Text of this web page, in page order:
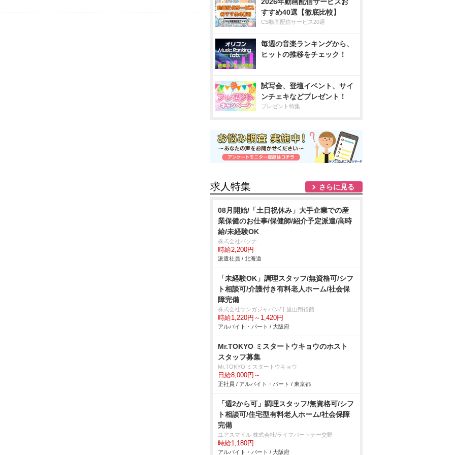
すすめ40選【徹底比較】
CS動画配信サービス20選
毎週の音楽ランキングから、
ヒットの推移をチェック！
試写会、登壇イベント、サイ
ンチェキなどプレゼント！
プレゼント特集
求人特集 さらに見る
08月開始/「土日祝休み」大手企業での産
業保健のお仕事/保健師/紹介予定派遣/高時
給/未経験OK
株式会社パソナ
時給2,200円
派遣社員 / 北海道
「未経験OK」調理スタッフ/無資格可/シフ
ト相談可/介護付き有料老人ホーム/社会保
障完備
株式会社サンガジャパン/千里山翔裕館
時給1,220円～1,420円
アルバイト・パート / 大阪府
Mr.TOKYO ミスタートウキョウのホスト
スタッフ募集
Mr.TOKYO ミスタートウキョウ
日給8,000円～
正社員 / アルバイト・パート / 東京都
「週2から可」調理スタッフ/無資格可/シフ
ト相談可/住宅型有料老人ホーム/社会保障
完備
ユアスマイル 株式会社/ライフパートナー交野
時給1,180円
アルバイト・パート / 大阪府